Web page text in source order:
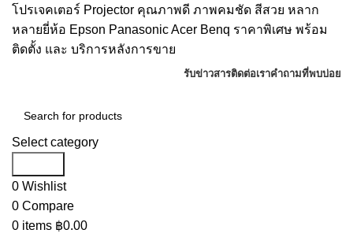
โปรเจคเตอร์ Projector คุณภาพดี ภาพคมชัด สีสวย หลาก
หลายยี่ห้อ Epson Panasonic Acer Benq ราคาพิเศษ พร้อม
ติดตั้ง และ บริการหลังการขาย
รับข่าวสารติดต่อเราคำถามที่พบบ่อย
Select category
0 Wishlist
0 Compare
0 items ฿0.00